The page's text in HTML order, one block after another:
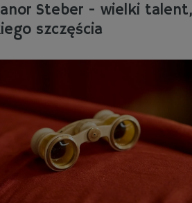
Steber - wielki
szczęścia